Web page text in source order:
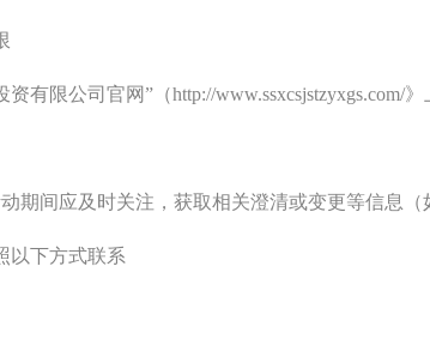
资有限公司官网”（http://www.ssxcsjstzyxgs.com/
期间应及时关注，获取相关澄清或变更等信息（
以下方式联系